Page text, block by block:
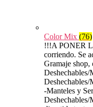
Color Mix (76)
!!!A PONER
corriendo. Se
Gramaje shop,
Deshechables/
Deshechables/
-Manteles y
Deshechables/